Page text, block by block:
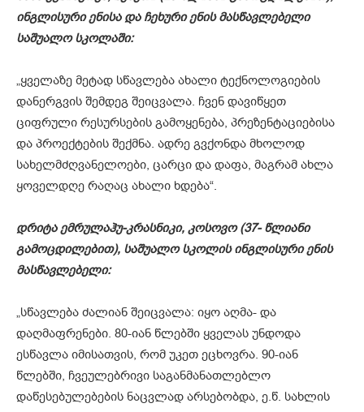
ინგლისური ენისა და ჩეხური ენის მასწავლებელი
საშუალო სკოლაში:
„ყველაზე მეტად სწავლება ახალი ტექნოლოგიების
დანერგვის შემდეგ შეიცვალა. ჩვენ დავიწყეთ
ციფრული რესურსების გამოყენება, პრეზენტაციებისა
და პროექტების შექმნა. ადრე გვქონდა მხოლოდ
სახელმძღვანელოები, ცარცი და დაფა, მაგრამ ახლა
ყოველდღე რაღაც ახალი ხდება“.
დრიტა ემრულაჰუ-კრასნიკი, კოსოვო (37- წლიანი
გამოცდილებით), საშუალო სკოლის ინგლისური ენის
მასწავლებელი:
„სწავლება ძალიან შეიცვალა: იყო აღმა- და
დაღმაფრენები. 80-იან წლებში ყველას უნდოდა
ესწავლა იმისათვის, რომ უკეთ ეცხოვრა. 90-იან
წლებში, ჩვეულებრივი საგანმანათლებლო
დაწესებულებების ნაცვლად არსებობდა, ე.წ. სახლის